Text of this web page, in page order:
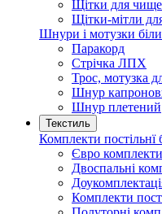
Щітки для
Щітки-мітли
Шнури і мотузки
Паракорд
Стрічка ЛПХ
Трос, мотузка
Шнур
Шнур плетений
Текстиль
Комплекти постільнї
Євро комплекти
Двоспальні
Комплекти